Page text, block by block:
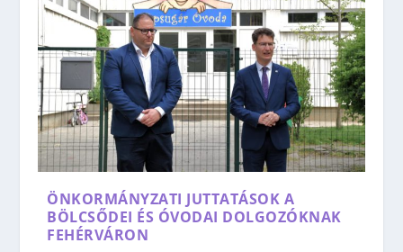
ÖNKORMÁNYZATI JUTTATÁSOK A
BÖLCSŐDEI ÉS ÓVODAI DOLGOZÓKNAK
FEHÉRVÁRON